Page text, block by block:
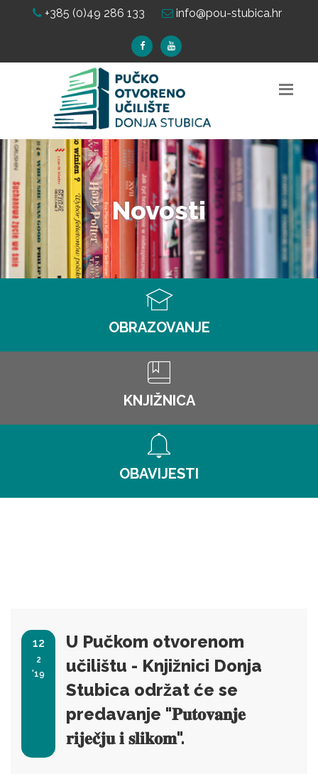
+385 (0)49 286 133 info@pou-stubica.hr
Novosti
OBRAZOVANJE
KNJIŽNICA
OBAVIJESTI
12
2
'19
U Pučkom otvorenom
učilištu - Knjižnici Donja
Stubica održat će se
predavanje "𝐏𝐮𝐭𝐨𝐯𝐚𝐧𝐣𝐞
𝐫𝐢𝐣𝐞𝐜̌𝐣𝐮 𝐢 𝐬𝐥𝐢𝐤𝐨𝐦".